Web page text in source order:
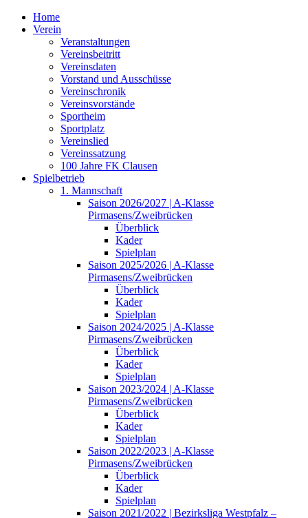
Home
Verein
Veranstaltungen
Vereinsbeitritt
Vereinsdaten
Vorstand und Ausschüsse
Vereinschronik
Vereinsvorstände
Sportheim
Sportplatz
Vereinslied
Vereinssatzung
100 Jahre FK Clausen
Spielbetrieb
1. Mannschaft
Saison 2026/2027 | A-Klasse
Pirmasens/Zweibrücken
Überblick
Kader
Spielplan
Saison 2025/2026 | A-Klasse
Pirmasens/Zweibrücken
Überblick
Kader
Spielplan
Saison 2024/2025 | A-Klasse
Pirmasens/Zweibrücken
Überblick
Kader
Spielplan
Saison 2023/2024 | A-Klasse
Pirmasens/Zweibrücken
Überblick
Kader
Spielplan
Saison 2022/2023 | A-Klasse
Pirmasens/Zweibrücken
Überblick
Kader
Spielplan
Saison 2021/2022 | Bezirksliga Westpfalz –